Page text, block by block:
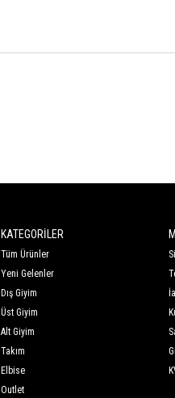
KATEGORİLER
Tüm Ürünler
Yeni Gelenler
Dış Giyim
Üst Giyim
Alt Giyim
Takım
Elbise
Outlet